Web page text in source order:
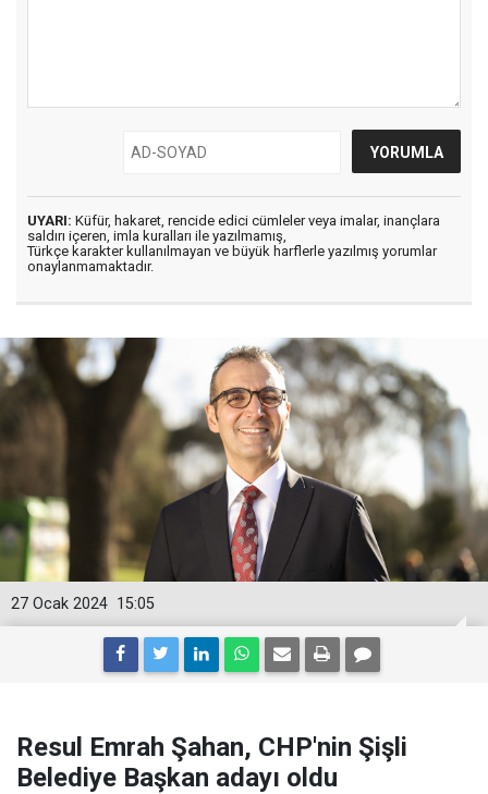
UYARI: Küfür, hakaret, rencide edici cümleler veya imalar, inançlara
saldırı içeren, imla kuralları ile yazılmamış,
Türkçe karakter kullanılmayan ve büyük harflerle yazılmış yorumlar
onaylanmamaktadır.
15:05
27 Ocak 2024
Resul Emrah Şahan, CHP'nin Şişli
Belediye Başkan adayı oldu